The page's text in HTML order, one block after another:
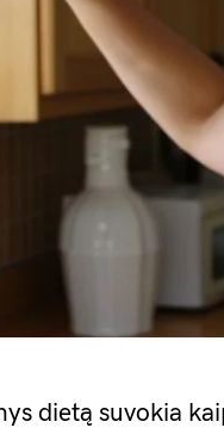
dietą suvokia